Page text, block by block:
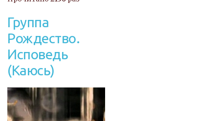
Группа
Рождество.
Исповедь
(Каюсь)